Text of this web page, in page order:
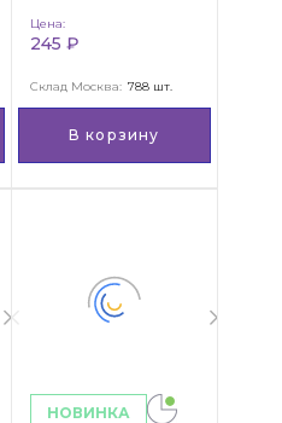
Цена:
245 ₽
Склад Москва: 788 шт.
В корзину
НОВИНКА